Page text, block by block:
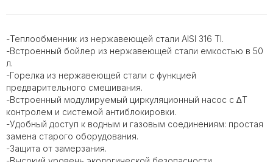
-Теплообменник из нержавеющей стали AISI 316 TI.
-Встроенный бойлер из нержавеющей стали емкостью в 50
л.
-Горелка из нержавеющей стали с функцией
предварительного смешивания.
-Встроенный модулируемый циркуляционный насос с ∆T
контролем и системой антиблокировки.
-Удобный доступ к водным и газовым соединениям: простая
замена старого оборудования.
-Защита от замерзания.